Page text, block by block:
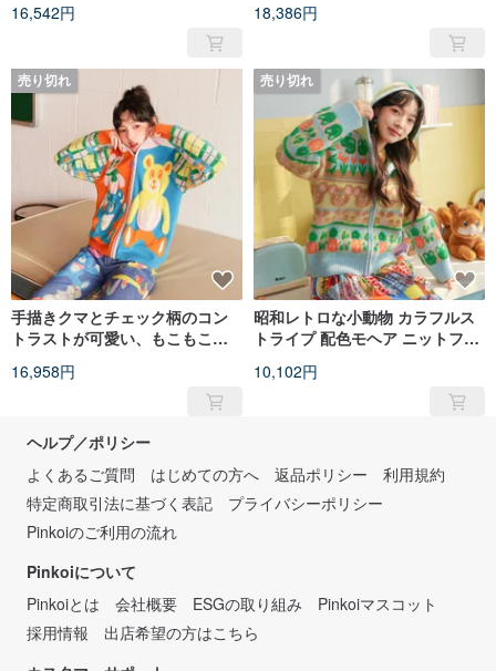
16,542円
佇まい
18,386円
売り切れ
手描きクマとチェック柄のコン
トラストが可愛い、もこもこニ
16,958円
売り切れ
昭和レトロな小動物 カラフルス
トライプ 配色モヘア ニットフー
10,102円
ヘルプ／ポリシー
よくあるご質問
はじめての方へ 返品ポリシー
利用規約
特定商取引法に基づく表記
プライバシーポリシー
Pinkoiのご利用の流れ
Pinkoiについて
Pinkoiとは
会社概要 ESGの取り組み
Pinkoiマスコット
採用情報
出店希望の方はこちら